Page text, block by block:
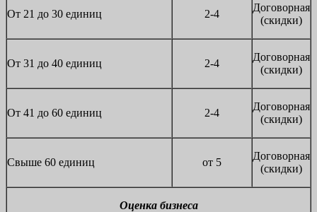
От 21 до 30 единиц 2-4
Договорная
(скидки)
От 31 до 40 единиц 2-4
Договорная
(скидки)
От 41 до 60 единиц 2-4
Договорная
(скидки)
Свыше 60 единиц от 5
Договорная
(скидки)
Оценка бизнеса